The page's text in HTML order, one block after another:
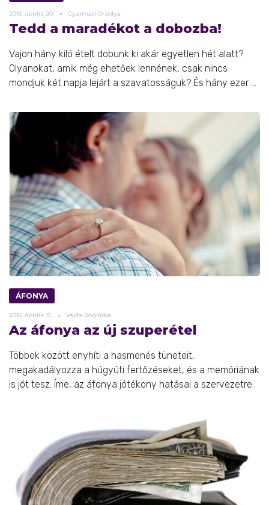
2016. április 20. Gyarmati Orsolya
Tedd a maradékot a dobozba!
Vajon hány kiló ételt dobunk ki akár egyetlen hét alatt?
Olyanokat, amik még ehetőek lennének, csak nincs
mondjuk két napja lejárt a szavatosságuk? És hány ezer ...
ÁFONYA
2016. április 15. Vajda Boglárka
Az áfonya az új szuperétel
Többek között enyhíti a hasmenés tüneteit,
megakadályozza a húgyúti fertőzéseket, és a memóriának
is jót tesz. Íme, az áfonya jótékony hatásai a szervezetre.